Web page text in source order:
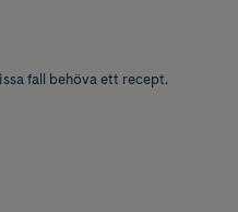
fall behöva ett recept.